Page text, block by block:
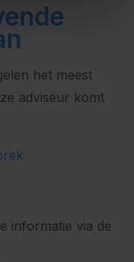
het meest
adviseur komt
informatie via de